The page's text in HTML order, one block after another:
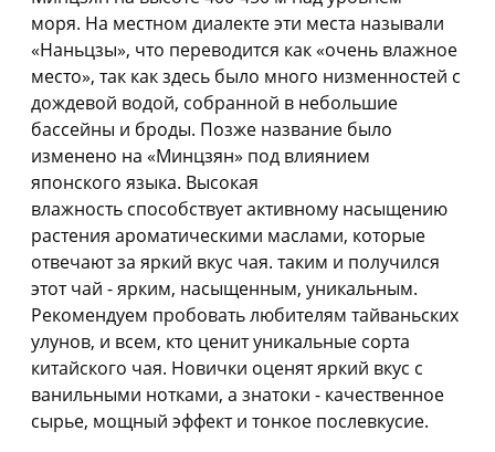
моря. На местном диалекте эти места называли
«Наньцзы», что переводится как «очень влажное
место», так как здесь было много низменностей с
дождевой водой, собранной в небольшие
бассейны и броды. Позже название было
изменено на «Минцзян» под влиянием
японского языка. Высокая
влажность способствует активному насыщению
растения ароматическими маслами, которые
отвечают за яркий вкус чая. таким и получился
этот чай - ярким, насыщенным, уникальным.
Рекомендуем пробовать любителям тайваньских
улунов, и всем, кто ценит уникальные сорта
китайского чая. Новички оценят яркий вкус с
ванильными нотками, а знатоки - качественное
сырье, мощный эффект и тонкое послевкусие.